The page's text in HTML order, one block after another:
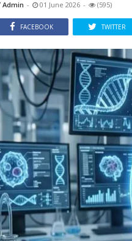
Admin - 01 June 2026 - (595)
FACEBOOK TWITTER